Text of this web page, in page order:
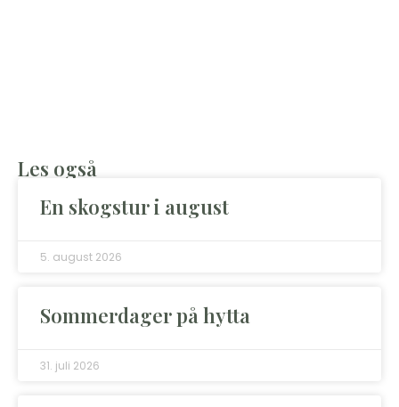
Les også
En skogstur i august
5. august 2026
Sommerdager på hytta
31. juli 2026